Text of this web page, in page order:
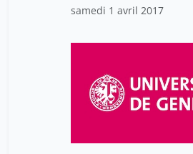
samedi 1 avril 2017